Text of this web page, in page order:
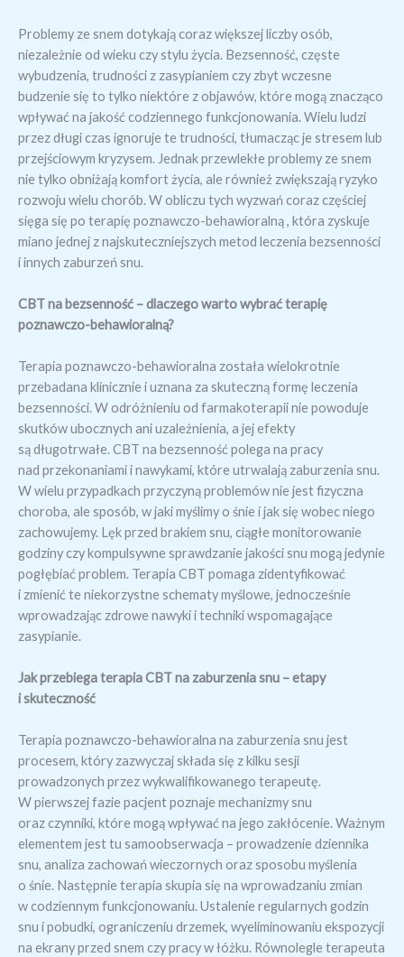
Problemy ze snem dotykają coraz większej liczby osób,
niezależnie od wieku czy stylu życia. Bezsenność, częste
wybudzenia, trudności z zasypianiem czy zbyt wczesne
budzenie się to tylko niektóre z objawów, które mogą znacząco
wpływać na jakość codziennego funkcjonowania. Wielu ludzi
przez długi czas ignoruje te trudności, tłumacząc je stresem lub
przejściowym kryzysem. Jednak przewlekłe problemy ze snem
nie tylko obniżają komfort życia, ale również zwiększają ryzyko
rozwoju wielu chorób. W obliczu tych wyzwań coraz częściej
sięga się po terapię poznawczo-behawioralną , która zyskuje
miano jednej z najskuteczniejszych metod leczenia bezsenności
i innych zaburzeń snu.
CBT na bezsenność – dlaczego warto wybrać terapię
poznawczo-behawioralną?
Terapia poznawczo-behawioralna została wielokrotnie
przebadana klinicznie i uznana za skuteczną formę leczenia
bezsenności. W odróżnieniu od farmakoterapii nie powoduje
skutków ubocznych ani uzależnienia, a jej efekty
są długotrwałe. CBT na bezsenność polega na pracy
nad przekonaniami i nawykami, które utrwalają zaburzenia snu.
W wielu przypadkach przyczyną problemów nie jest fizyczna
choroba, ale sposób, w jaki myślimy o śnie i jak się wobec niego
zachowujemy. Lęk przed brakiem snu, ciągłe monitorowanie
godziny czy kompulsywne sprawdzanie jakości snu mogą jedynie
pogłębiać problem. Terapia CBT pomaga zidentyfikować
i zmienić te niekorzystne schematy myślowe, jednocześnie
wprowadzając zdrowe nawyki i techniki wspomagające
zasypianie.
Jak przebiega terapia CBT na zaburzenia snu – etapy
i skuteczność
Terapia poznawczo-behawioralna na zaburzenia snu jest
procesem, który zazwyczaj składa się z kilku sesji
prowadzonych przez wykwalifikowanego terapeutę.
W pierwszej fazie pacjent poznaje mechanizmy snu
oraz czynniki, które mogą wpływać na jego zakłócenie. Ważnym
elementem jest tu samoobserwacja – prowadzenie dziennika
snu, analiza zachowań wieczornych oraz sposobu myślenia
o śnie. Następnie terapia skupia się na wprowadzaniu zmian
w codziennym funkcjonowaniu. Ustalenie regularnych godzin
snu i pobudki, ograniczeniu drzemek, wyeliminowaniu ekspozycji
na ekrany przed snem czy pracy w łóżku. Równolegle terapeuta